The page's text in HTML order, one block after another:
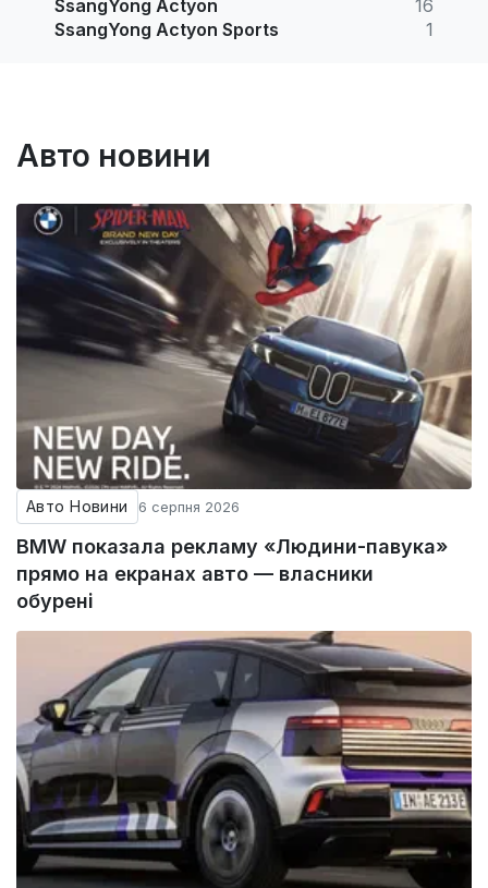
SsangYong Actyon
16
SsangYong Actyon Sports
1
Авто новини
Авто Новини 6 серпня 2026
BMW показала рекламу «Людини-павука»
прямо на екранах авто — власники
обурені